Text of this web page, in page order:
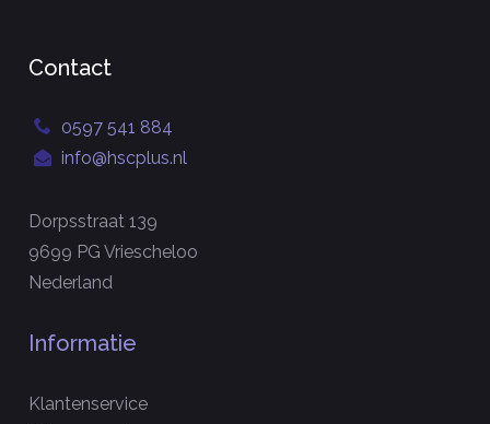
Contact
0597 541 884
info@hscplus.nl
Dorpsstraat 139
9699 PG Vriescheloo
Nederland
Informatie
Klantenservice